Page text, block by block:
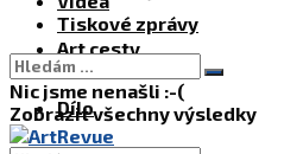
Art cesty
Dílo
Tiskové zprávy
Nic jsme nenašli :-(
Zobrazit všechny výsledky